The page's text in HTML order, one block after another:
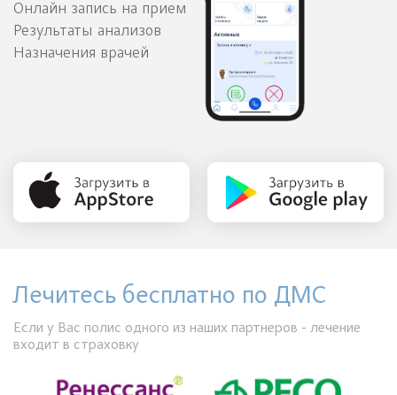
Онлайн запись на прием
Результаты анализов
Назначения врачей
Лечитесь бесплатно по ДМС
Если у Вас полис одного из наших партнеров - лечение
входит в страховку